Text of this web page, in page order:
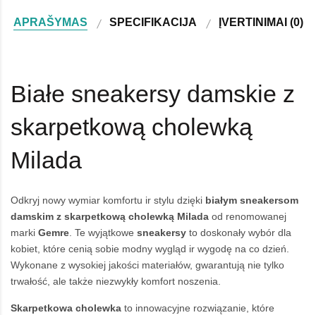
APRAŠYMAS SPECIFIKACIJA ĮVERTINIMAI (0)
Białe sneakersy damskie z
skarpetkową cholewką
Milada
Odkryj nowy wymiar komfortu ir stylu dzięki białym sneakersom
damskim z skarpetkową cholewką Milada od renomowanej
marki Gemre. Te wyjątkowe sneakersy to doskonały wybór dla
kobiet, które cenią sobie modny wygląd ir wygodę na co dzień.
Wykonane z wysokiej jakości materiałów, gwarantują nie tylko
trwałość, ale także niezwykły komfort noszenia.
Skarpetkowa cholewka to innowacyjne rozwiązanie, które